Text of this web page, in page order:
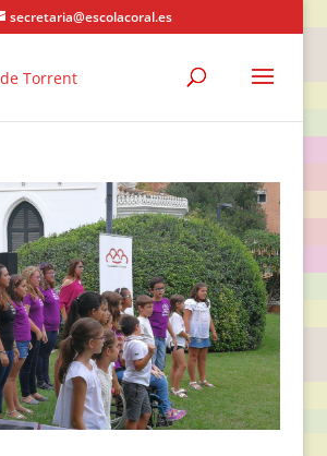
secretaria@escolacoral.es